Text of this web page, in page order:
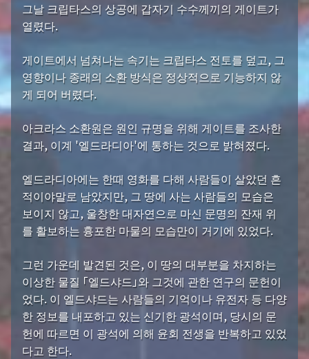
그날 크립타스의 상공에 갑자기 수수께끼의 게이트가
열렸다.
게이트에서 넘쳐나는 속기는 크립타스 전토를 덮고, 그
영향이나 종래의 소환 방식은 정상적으로 기능하지 않
게 되어 버렸다.
아크라스 소환원은 원인 규명을 위해 게이트를 조사한
결과, 이계 '엘드라디아'에 통하는 것으로 밝혀졌다.
엘드라디아에는 한때 영화를 다해 사람들이 살았던 흔
적이야말로 남았지만, 그 땅에 사는 사람들의 모습은
보이지 않고, 울창한 대자연으로 마신 문명의 잔재 위
를 활보하는 흉포한 마물의 모습만이 거기에 있었다.
그런 가운데 발견된 것은, 이 땅의 대부분을 차지하는
이상한 물질 「엘드샤드」와 그것에 관한 연구의 문헌이
었다. 이 엘드샤드는 사람들의 기억이나 유전자 등 다양
한 정보를 내포하고 있는 신기한 광석이며, 당시의 문
헌에 따르면 이 광석에 의해 윤회 전생을 반복하고 있었
다고 한다.